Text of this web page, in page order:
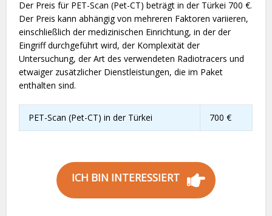
Der Preis für PET-Scan (Pet-CT) beträgt in der Türkei 700 €.
Der Preis kann abhängig von mehreren Faktoren variieren,
einschließlich der medizinischen Einrichtung, in der der
Eingriff durchgeführt wird, der Komplexität der
Untersuchung, der Art des verwendeten Radiotracers und
etwaiger zusätzlicher Dienstleistungen, die im Paket
enthalten sind.
PET-Scan (Pet-CT) in der Türkei 700 €
ICH BIN INTERESSIERT